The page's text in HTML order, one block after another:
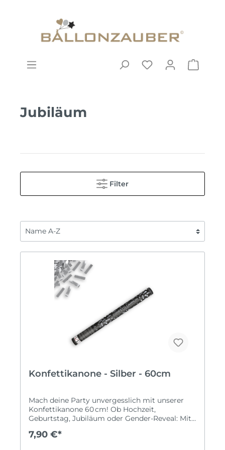
Jubiläum
Filter
Konfettikanone - Silber - 60cm
Mach deine Party unvergesslich mit unserer
Konfettikanone 60 cm! Ob Hochzeit,
Geburtstag, Jubiläum oder Gender-Reveal: Mit
Konfetti-Feuerwerk und tolle Fotomomente.
7,90 €*